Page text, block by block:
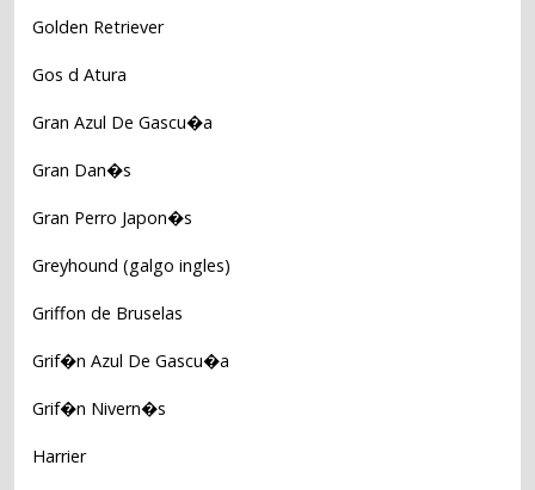
Golden Retriever
Gos d Atura
Gran Azul De Gascu�a
Gran Dan�s
Gran Perro Japon�s
Greyhound (galgo ingles)
Griffon de Bruselas
Grif�n Azul De Gascu�a
Grif�n Nivern�s
Harrier